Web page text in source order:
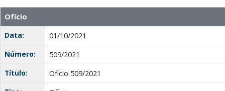
Ofício
Data:
01/10/2021
Número:
509/2021
Título:
Ofício 509/2021